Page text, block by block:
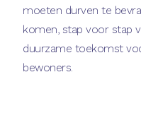
moeten durven te
komen, stap voor stap
duurzame toekomst
bewoners.